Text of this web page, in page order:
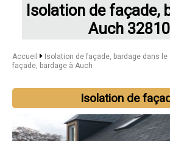
Isolation de façade,
Auch 32810
Accueil Isolation de façade, bardage dans le
façade, bardage à Auch
Isolation de